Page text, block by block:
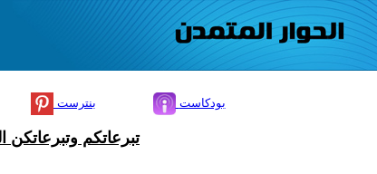
بنترست بودكاست
تبرعاتكم وتبرعاتكن